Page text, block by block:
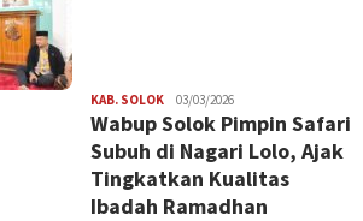
KAB. SOLOKRedaksi
03/03/2026
Wabup Solok Pimpin Safari
Subuh di Nagari Lolo, Ajak
Tingkatkan Kualitas
Ibadah Ramadhan